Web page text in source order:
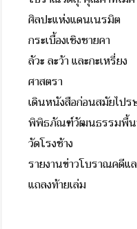
ศิลปะแห่งแดน
กระเบื้องเชิง
ลัวะ ละว้า และ
ศาสตรา จ
เดินหนังสือก่อน
พิพิธภัณฑ์วัฒนธร
วัดโรงช้าง
รายงานข่าวโบรา
แถลงท้ายเล่ม